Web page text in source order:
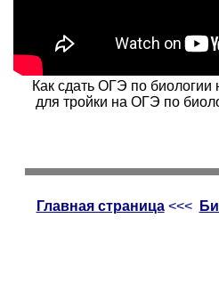
Как сдать ОГЭ по биологии
для тройки на ОГЭ по
Главная страница<<<